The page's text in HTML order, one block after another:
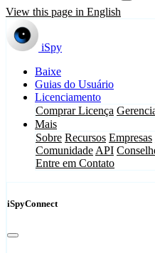
View this page in English
iSpy
Baixe
Guias do Usuário
Licenciamento
Comprar Licença
Mais
Sobre Recursos Empresas
Comunidade API
Entre em Contato
iSpyConnect